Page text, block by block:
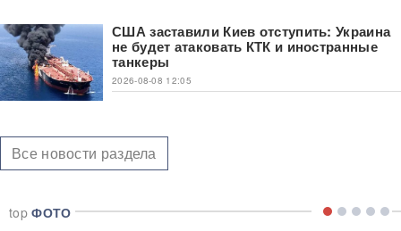
США заставили Киев отступить: Украина
не будет атаковать КТК и иностранные
танкеры
2026-08-08 12:05
Все новости раздела
topФОТО